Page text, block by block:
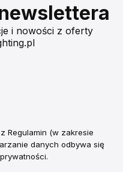
i nowości z oferty
Regulamin (w zakresie
danych odbywa się